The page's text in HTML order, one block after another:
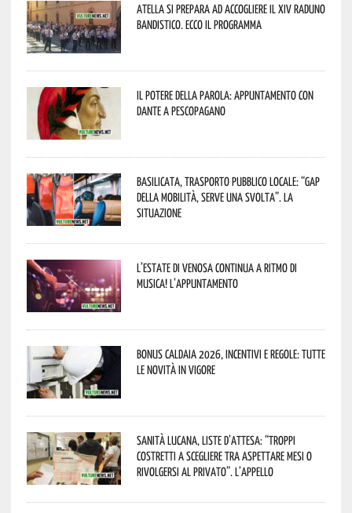
Atella si prepara ad accogliere il XIV Raduno
Bandistico. Ecco il programma
Il Potere della parola: appuntamento con
Dante a Pescopagano
Basilicata, trasporto pubblico locale: “Gap
della mobilità, serve una svolta”. La
situazione
L’estate di Venosa continua a ritmo di
musica! L’appuntamento
Bonus caldaia 2026, incentivi e regole: tutte
le novità in vigore
Sanità lucana, liste d’attesa: “Troppi
costretti a scegliere tra aspettare mesi o
rivolgersi al privato”. L’appello